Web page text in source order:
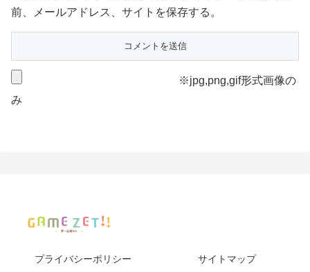
前、メールアドレス、サイトを保存する。
※jpg,png,gif形式画像の
み
プライバシーポリシー サイトマップ